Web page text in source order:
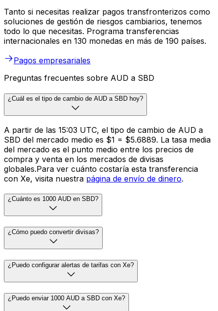
Tanto si necesitas realizar pagos transfronterizos como
soluciones de gestión de riesgos cambiarios, tenemos
todo lo que necesitas. Programa transferencias
internacionales en 130 monedas en más de 190 países.
Pagos empresariales
Preguntas frecuentes sobre AUD a SBD
¿Cuál es el tipo de cambio de AUD a SBD hoy?
A partir de las 15:03 UTC, el tipo de cambio de AUD a
SBD del mercado medio es $1 = $5.6889. La tasa media
del mercado es el punto medio entre los precios de
compra y venta en los mercados de divisas
globales.Para ver cuánto costaría esta transferencia
con Xe, visita nuestra página de envío de dinero.
¿Cuánto es 1000 AUD en SBD?
¿Cómo puedo convertir divisas?
¿Puedo configurar alertas de tarifas con Xe?
¿Puedo enviar 1000 AUD a SBD con Xe?